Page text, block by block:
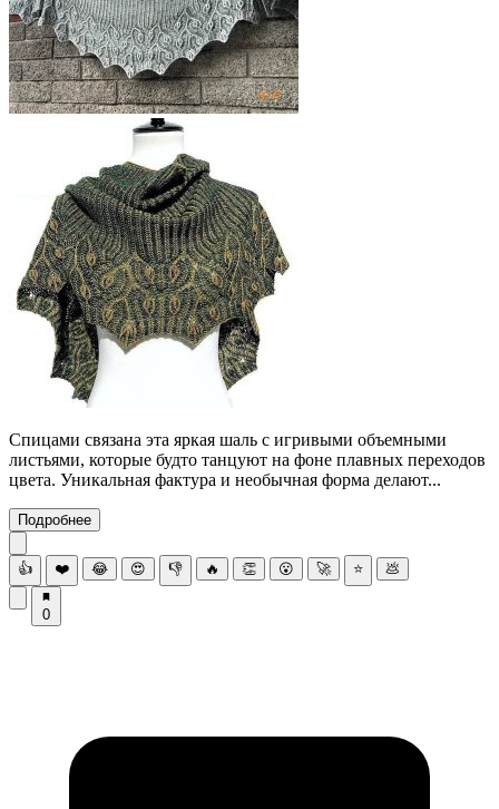
Спицами связана эта яркая шаль с игривыми объемными
листьями, которые будто танцуют на фоне плавных переходов
цвета. Уникальная фактура и необычная форма делают...
Подробнее
👍 ❤️ 😂 😍 👎 🔥 👏 😮 🚀 ⭐ 💩
0